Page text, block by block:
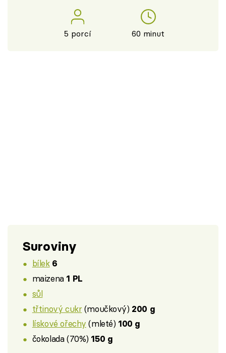
Přihlášení5 porcí 60 minut
Suroviny
bílek 6
maizena 1 PL
sůl
třtinový cukr(moučkový) 200 g
lískové ořechy (mleté) 100 g
čokolada (70%) 150 g